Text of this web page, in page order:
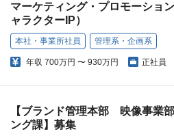
マーケティング・プロモーショ
ャラクターIP）
本社・事業所社員 管理系・企画系
年収 700万円 〜 930万円 正社員
【ブランド管理本部 映像事業
ング課】募集